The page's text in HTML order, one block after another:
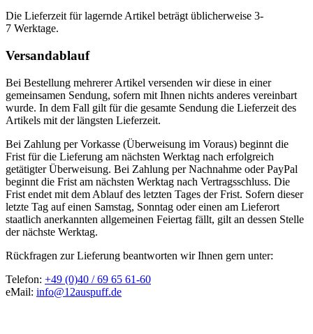
Die Lieferzeit für lagernde Artikel beträgt üblicherweise 3-
7 Werktage.
Versandablauf
Bei Bestellung mehrerer Artikel versenden wir diese in einer
gemeinsamen Sendung, sofern mit Ihnen nichts anderes vereinbart
wurde. In dem Fall gilt für die gesamte Sendung die Lieferzeit des
Artikels mit der längsten Lieferzeit.
Bei Zahlung per Vorkasse (Überweisung im Voraus) beginnt die
Frist für die Lieferung am nächsten Werktag nach erfolgreich
getätigter Überweisung. Bei Zahlung per Nachnahme oder PayPal
beginnt die Frist am nächsten Werktag nach Vertragsschluss. Die
Frist endet mit dem Ablauf des letzten Tages der Frist. Sofern dieser
letzte Tag auf einen Samstag, Sonntag oder einen am Lieferort
staatlich anerkannten allgemeinen Feiertag fällt, gilt an dessen Stelle
der nächste Werktag.
Rückfragen zur Lieferung beantworten wir Ihnen gern unter:
Telefon: +49 (0)40 / 69 65 61-60
eMail: info@12auspuff.de